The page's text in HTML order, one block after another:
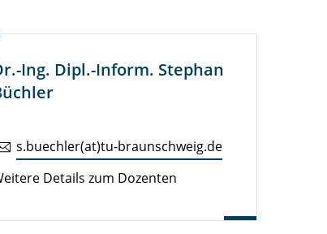
Ing. Dipl.-Inform. Stephan
s.​buechler(at)tu-braun­schweig.de
Details zum Dozenten